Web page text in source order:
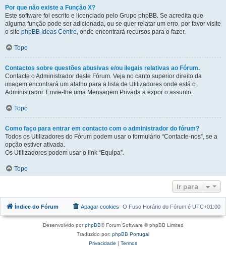
Por que não existe a Função X?
Este software foi escrito e licenciado pelo Grupo phpBB. Se acredita que
alguma função pode ser adicionada, ou se quer relatar um erro, por favor visite
o site phpBB Ideas Centre, onde encontrará recursos para o fazer.
Topo
Contactos sobre questões abusivas e/ou ilegais relativas ao Fórum.
Contacte o Administrador deste Fórum. Veja no canto superior direito da
imagem encontrará um atalho para a lista de Utilizadores onde está o
Administrador. Envie-lhe uma Mensagem Privada a expor o assunto.
Topo
Como faço para entrar em contacto com o administrador do fórum?
Todos os Utilizadores do Fórum podem usar o formulário “Contacte-nos”, se a
opção estiver ativada.
Os Utilizadores podem usar o link “Equipa”.
Topo
Ir para
Índice do Fórum O Fuso Horário do Fórum é UTC+01:00
Apagar cookies
Desenvolvido porphpBB® Forum Software © phpBB Limited
Traduzido por: phpBB Portugal
Privacidade | Termos